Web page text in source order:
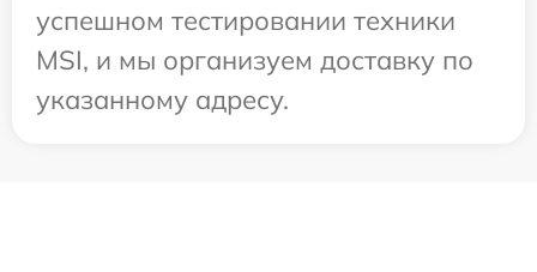
успешном тестировании техники
MSI, и мы организуем доставку по
указанному адресу.